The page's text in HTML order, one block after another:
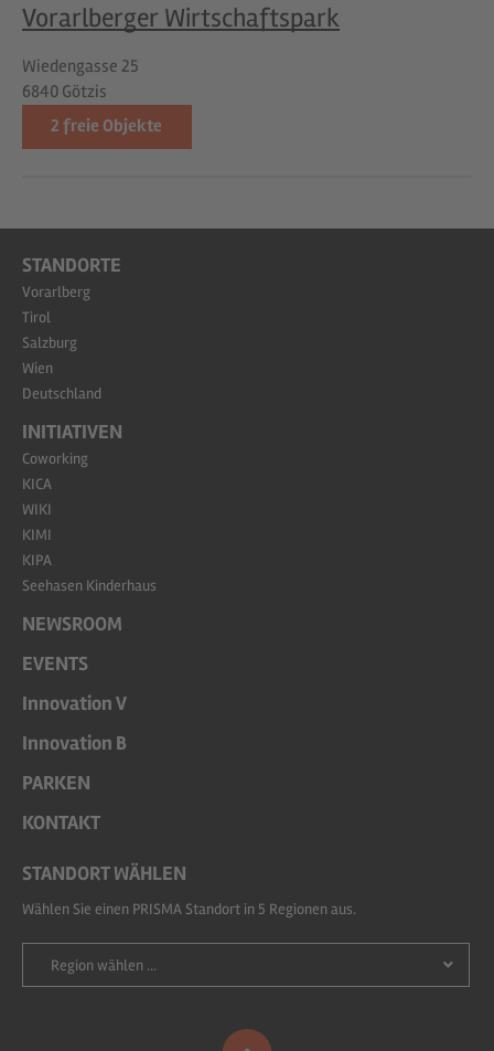
Vorarlberger Wirtschaftspark
Wiedengasse 25
6840 Götzis
2freie Objekte
STANDORTE
Vorarlberg
Tirol
Salzburg
Wien
Deutschland
INITIATIVEN
Coworking
KICA
WIKI
KIMI
KIPA
Seehasen Kinderhaus
NEWSROOM
EVENTS
Innovation V
Innovation B
PARKEN
KONTAKT
STANDORT WÄHLEN
Wählen Sie einen PRISMA Standort in 5 Regionen aus.
Region wählen ...